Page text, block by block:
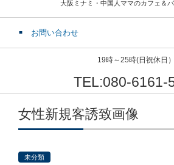
大阪ミナミ・中国人ママのカフェ＆
お問い合わせ
19時～25時(日祝休日）
TEL:080-6161-
女性新規客誘致画像
未分類